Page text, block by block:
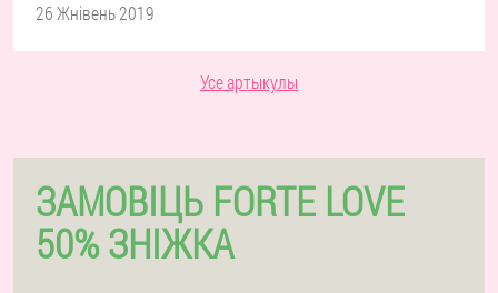
26 Жнівень 2019
Усе артыкулы
ЗАМОВІЦЬ FORTE LOVE
50% ЗНІЖКА